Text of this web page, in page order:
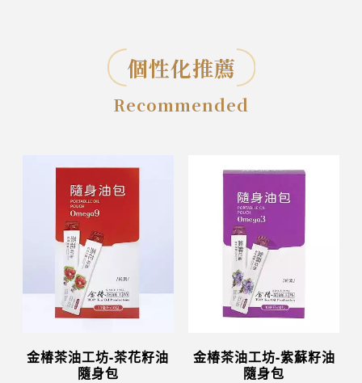
個性化推薦
Recommended
金椿茶油工坊-茶花籽油
隨身包
金椿茶油工坊-紫蘇籽油
隨身包